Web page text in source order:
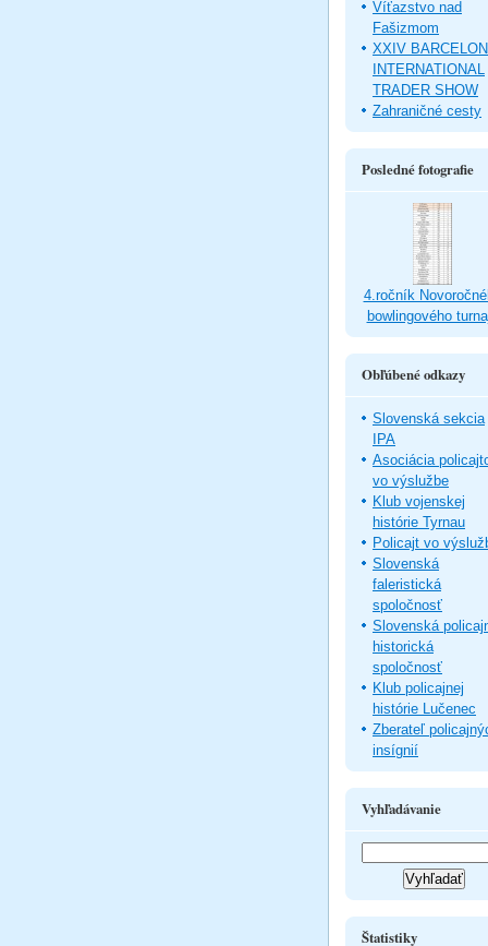
Víťazstvo nad
Fašizmom
XXIV
INTERNATIONAL
TRADER SHOW
Zahraničné cesty
Posledné fotografie
4.ročník
bowlingového
Obľúbené odkazy
Slovenská sekcia
IPA
Asociácia
vo výslužbe
Klub vojenskej
histórie Tyrnau
Policajt vo
Slovenská
faleristická
spoločnosť
Slovenská
historická
spoločnosť
Klub policajnej
histórie Lučenec
Zberateľ
insígnií
Vyhľadávanie
Štatistiky